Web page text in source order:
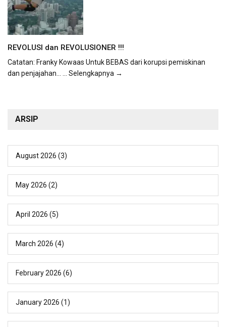
REVOLUSI dan REVOLUSIONER !!!
Catatan: Franky Kowaas Untuk BEBAS dari korupsi pemiskinan
dan penjajahan... ... Selengkapnya →
ARSIP
August 2026 (3)
May 2026 (2)
April 2026 (5)
March 2026 (4)
February 2026 (6)
January 2026 (1)